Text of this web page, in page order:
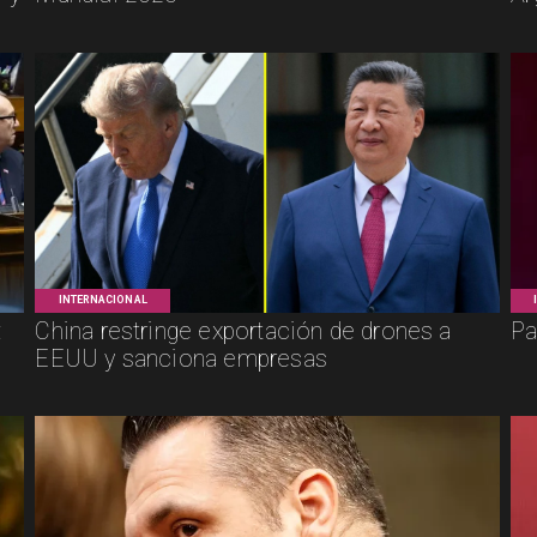
INTERNACIONAL
China restringe exportación de drones a
EEUU y sanciona empresas